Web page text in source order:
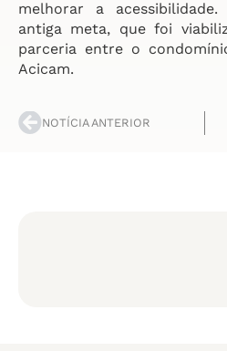
melhorar a
antiga meta, que foi
parceria entre o
Acicam.
NOTÍCIA ANTERIOR